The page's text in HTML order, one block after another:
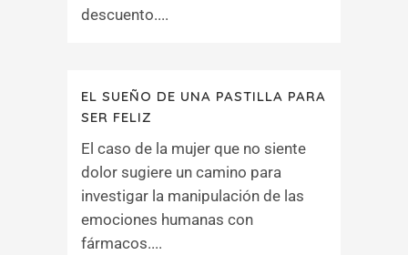
descuento....
EL SUEÑO DE UNA PASTILLA PARA
SER FELIZ
El caso de la mujer que no siente
dolor sugiere un camino para
investigar la manipulación de las
emociones humanas con
fármacos....